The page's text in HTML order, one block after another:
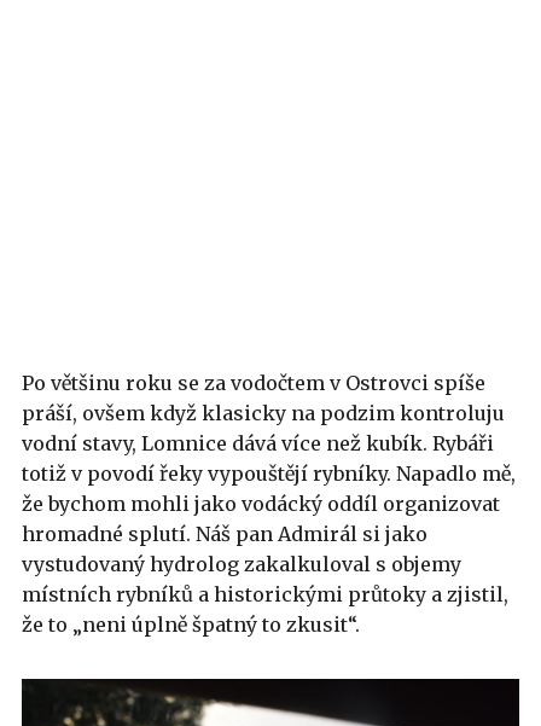
Po většinu roku se za vodočtem v Ostrovci spíše
práší, ovšem když klasicky na podzim kontroluju
vodní stavy, Lomnice dává více než kubík. Rybáři
totiž v povodí řeky vypouštějí rybníky. Napadlo mě,
že bychom mohli jako vodácký oddíl organizovat
hromadné splutí. Náš pan Admirál si jako
vystudovaný hydrolog zakalkuloval s objemy
místních rybníků a historickými průtoky a zjistil,
že to „neni úplně špatný to zkusit“.